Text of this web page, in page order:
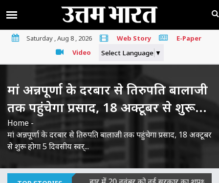
Saturday , Aug 8 , 2026 Web Story
E-Paper
Video
Select Language ▼
मां अन्नपूर्णा के दरबार से तिरुपति बालाजी
तक पहुंचेगा प्रसाद, 18 अक्टूबर से शुरू...
Home -
मां अन्नपूर्णा के दरबार से तिरुपति बालाजी तक पहुंचेगा प्रसाद, 18 अक्टूबर
से शुरू होगा 5 दिवसीय स्वर्...